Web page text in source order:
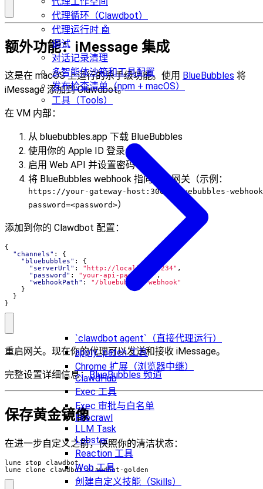
代理循环（Clawdbot）
代理运行时 🤖
调试
对话记录清理
多智能体沙箱和工具配置
发布检查清单（npm + macOS）
工具（Tools）
`clawdbot agent`（直接代理运行）
apply_patch 工具
Chrome 扩展（浏览器中继）
ClawdHub
Exec 工具
Exec 审批与白名单
Firecrawl
LLM Task
Lobster
Reaction 工具
Web 工具
创建自定义技能（Skills）
额外功能：iMessage 集成
这是在 macOS 上运行的杀手级功能。使用 BlueBubbles 将
iMessage 添加到 Clawdbot。
在 VM 内部：
从 bluebubbles.app 下载 BlueBubbles
使用你的 Apple ID 登录
启用 Web API 并设置密码
将 BlueBubbles webhook 指向你的网关（示例：
https://your-gateway-host:3000/bluebubbles-
password=<password>）
添加到你的 Clawdbot 配置：
{
"channels" :
{
"bluebubbles" :
{
"serverUrl" : "http://localhost:1234" ,
"password" : "your-api-password",
"webhookPath" :
"/bluebubbles-webhook"
}
}
}
重启网关。现在你的代理可以发送和接收 iMessage。
完整设置详细信息：BlueBubbles 频道
保存黄金镜像
在进一步自定义之前，快照你的清洁状态：
lume clone clawdbot clawdbot-golden